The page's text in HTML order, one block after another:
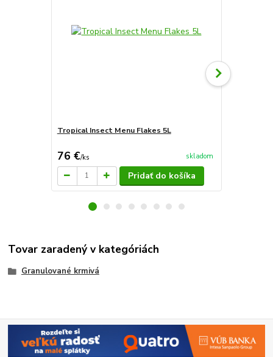
Tropical Insect Menu Flakes 5L
76 €/ks skladom
Pridať do košíka
Tovar zaradený v kategóriách
Granulované krmivá